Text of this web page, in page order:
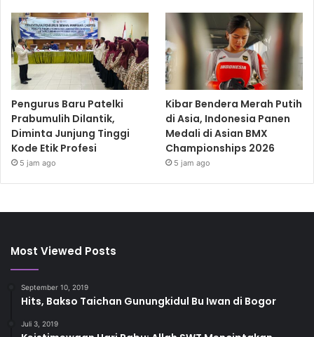
Pengurus Baru Patelki
Prabumulih Dilantik,
Diminta Junjung Tinggi
Kode Etik Profesi
5 jam ago
Kibar Bendera Merah Putih
di Asia, Indonesia Panen
Medali di Asian BMX
Championships 2026
5 jam ago
Most Viewed Posts
September 10, 2019
Hits, Bakso Taichan Gunungkidul Bu Iwan di Bogor
Juli 3, 2019